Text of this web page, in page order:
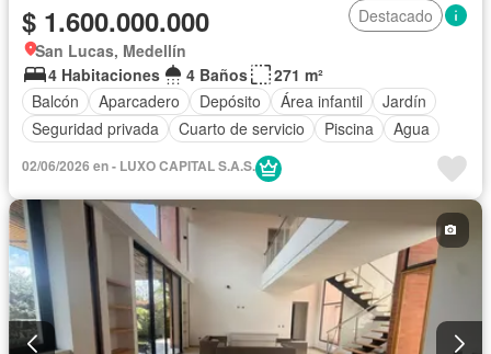
$ 1.600.000.000
Destacado
San Lucas, Medellín
4 Habitaciones
4 Baños
271 m²
Balcón
Aparcadero Depósito Área infantil
Jardín
Seguridad privada
Cuarto de servicio Piscina Agua
02/06/2026 en - LUXO CAPITAL S.A.S.